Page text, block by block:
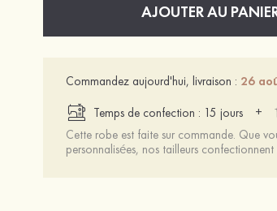
AJOUTER AU
Commandez aujourd'hui, livraison : 26
Temps de confection : 15 jours
+
Cette robe est faite sur commande. Que
personnalisées, nos tailleurs